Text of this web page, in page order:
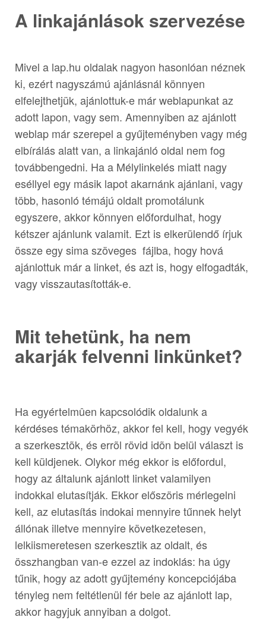
A linkajánlások szervezése
Mivel a lap.hu oldalak nagyon hasonlóan néznek
ki, ezért nagyszámú ajánlásnál könnyen
elfelejthetjük, ajánlottuk-e már weblapunkat az
adott lapon, vagy sem. Amennyiben az ajánlott
weblap már szerepel a gyűjteményben vagy még
elbírálás alatt van, a linkajánló oldal nem fog
továbbengedni. Ha a Mélylinkelés miatt nagy
eséllyel egy másik lapot akarnánk ajánlani, vagy
több, hasonló témájú oldalt promotálunk
egyszere, akkor könnyen előfordulhat, hogy
kétszer ajánlunk valamit. Ezt is elkerülendő írjuk
össze egy sima szöveges fájlba, hogy hová
ajánlottuk már a linket, és azt is, hogy elfogadták,
vagy visszautasították-e.
Mit tehetünk, ha nem
akarják felvenni linkünket?
Ha egyértelmûen kapcsolódik oldalunk a
kérdéses témakörhöz, akkor fel kell, hogy vegyék
a szerkesztõk, és errõl rövid idõn belül választ is
kell küldjenek. Olykor még ekkor is előfordul,
hogy az általunk ajánlott linket valamilyen
indokkal elutasítják. Ekkor előszöris mérlegelni
kell, az elutasítás indokai mennyire tűnnek helyt
állónak illetve mennyire következetesen,
lelkiismeretesen szerkesztik az oldalt, és
összhangban van-e ezzel az indoklás: ha úgy
tűnik, hogy az adott gyűjtemény koncepciójába
tényleg nem feltétlenül fér bele az ajánlott lap,
akkor hagyjuk annyiban a dolgot.